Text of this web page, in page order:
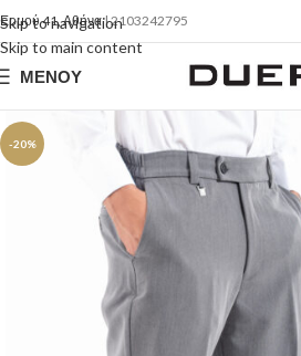
Skip to navigation
Skip to main content
Ερμού 41, Αθήνα| 2103242795
ΜΕΝΟΎ
-20%